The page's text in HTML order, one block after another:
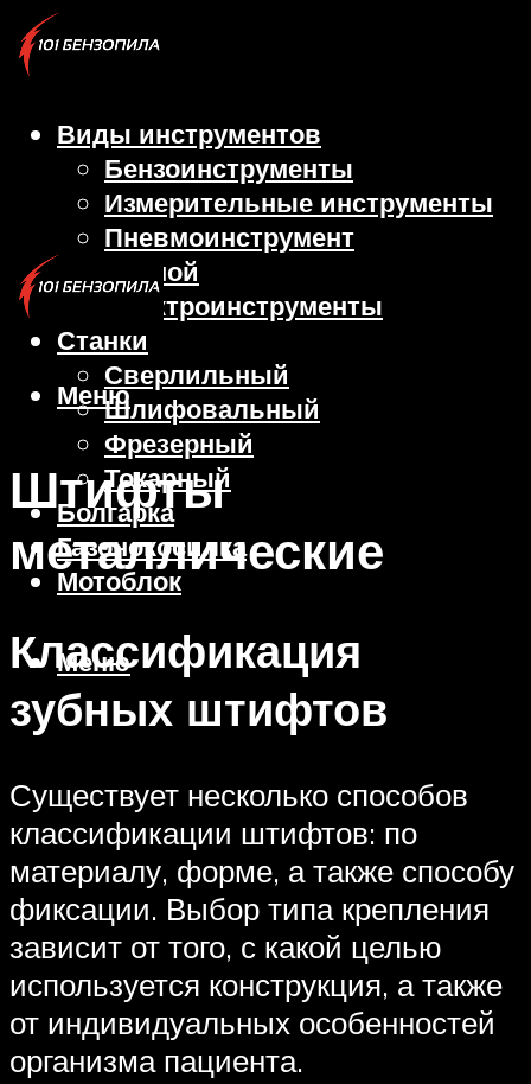
Виды инструментов
Бензоинструменты
Измерительные инструменты
Пневмоинструмент
Ручной
Электроинструменты
Станки
Сверлильный
Шлифовальный
Фрезерный
Токарный
Болгарка
Газонокосилка
Мотоблок
Меню
Меню
Штифты
металлические
Классификация
зубных штифтов
Существует несколько способов
классификации штифтов: по
материалу, форме, а также способу
фиксации. Выбор типа крепления
зависит от того, с какой целью
используется конструкция, а также
от индивидуальных особенностей
организма пациента.